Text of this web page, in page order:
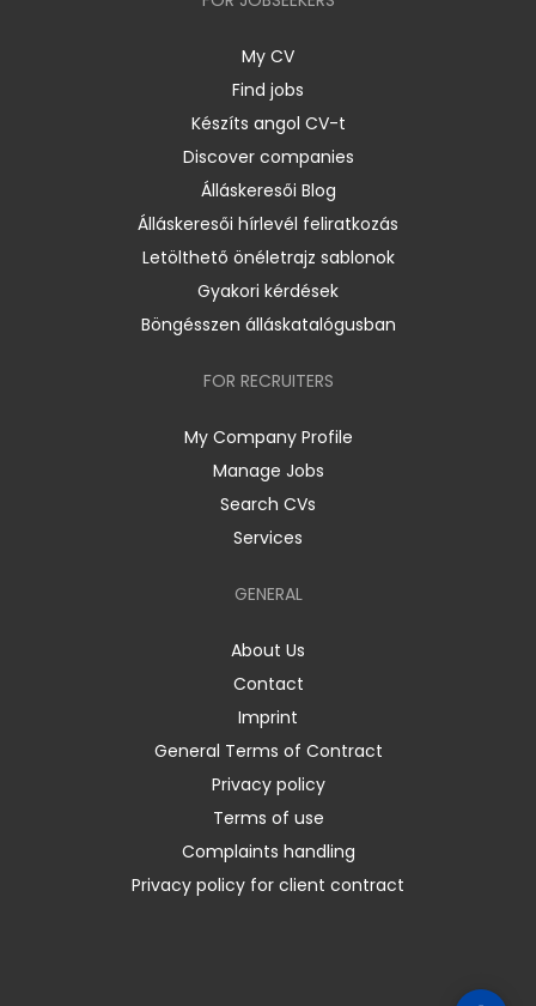
My CV
Find jobs
Készíts angol CV-t
Discover companies
Álláskeresői Blog
Álláskeresői hírlevél feliratkozás
Letölthető önéletrajz sablonok
Gyakori kérdések
Böngésszen álláskatalógusban
FOR RECRUITERS
My Company Profile
Manage Jobs
Search CVs
Services
GENERAL
About Us
Contact
Imprint
General Terms of Contract
Privacy policy
Terms of use
Complaints handling
Privacy policy for client contract